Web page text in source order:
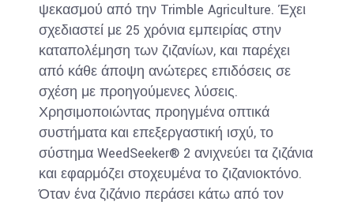
ψεκασμού από την Trimble Agriculture. Έχει
σχεδιαστεί με 25 χρόνια εμπειρίας στην
καταπολέμηση των ζιζανίων, και παρέχει
από κάθε άποψη ανώτερες επιδόσεις σε
σχέση με προηγούμενες λύσεις.
Χρησιμοποιώντας προηγμένα οπτικά
συστήματα και επεξεργαστική ισχύ, το
σύστημα WeedSeeker® 2 ανιχνεύει τα ζιζάνια
και εφαρμόζει στοχευμένα το ζιζανιοκτόνο.
Όταν ένα ζιζάνιο περάσει κάτω από τον